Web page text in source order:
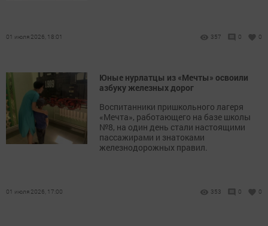
01 июля 2026, 18:01 357 0 0
Юные нурлатцы из «Мечты» освоили
азбуку железных дорог
Воспитанники пришкольного лагеря
«Мечта», работающего на базе школы
№8, на один день стали настоящими
пассажирами и знатоками
железнодорожных правил.
01 июля 2026, 17:00 353 0 0